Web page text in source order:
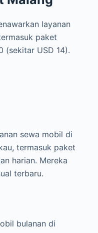
layanan
paket
(sekitar USD 14).
sewa mobil di
termasuk paket
harian. Mereka
terbaru.
bulanan di